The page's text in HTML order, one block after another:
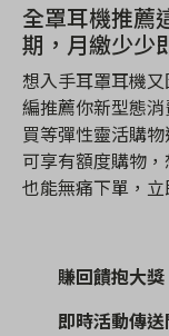
全罩耳機推薦
期，月繳少少
想入手耳罩耳機
編推薦你新型態
買等彈性靈活購
可享有額度購物
也能無痛下單，
賺回饋抱大
即時活動傳送